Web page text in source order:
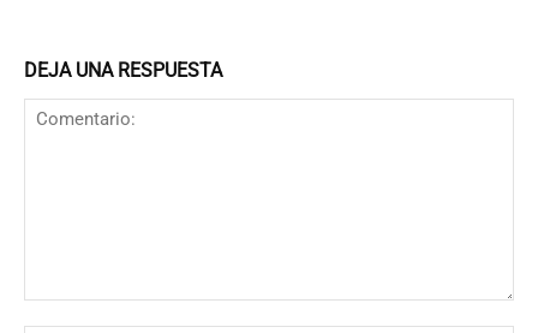
DEJA UNA RESPUESTA